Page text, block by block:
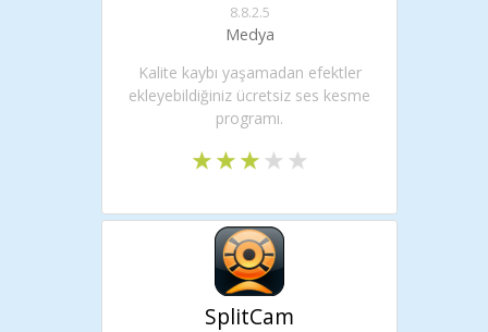
8.8.2.5
Medya
Kalite kaybı yaşamadan efektler
ekleyebildiğiniz ücretsiz ses kesme
programı.
SplitCam